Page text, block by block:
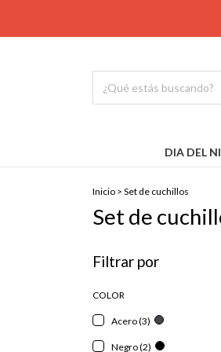
DIA DEL
Inicio > Set de cuchillos
Set de
Filtrar por
COLOR
Acero (3)
Negro (2)